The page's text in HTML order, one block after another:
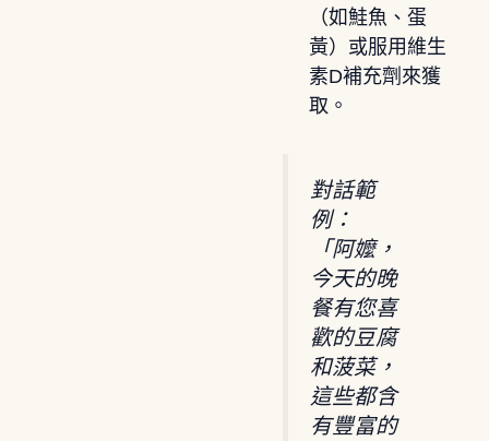
（如鮭魚、蛋
黃）或服用維生
素D補充劑來獲
取。
對話範
例：
「阿嬤，
今天的晚
餐有您喜
歡的豆腐
和菠菜，
這些都含
有豐富的